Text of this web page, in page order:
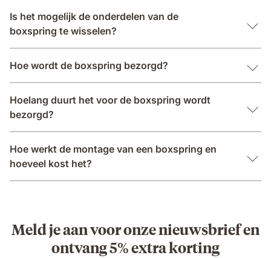
Is het mogelijk de onderdelen van de
boxspring te wisselen?
Hoe wordt de boxspring bezorgd?
Hoelang duurt het voor de boxspring wordt
bezorgd?
Hoe werkt de montage van een boxspring en
hoeveel kost het?
Meld je aan voor onze nieuwsbrief en
ontvang 5% extra korting